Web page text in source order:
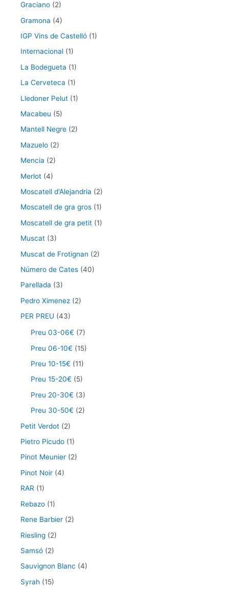
Graciano (2)
Gramona (4)
IGP Vins de Castelló (1)
Internacional (1)
La Bodegueta (1)
La Cerveteca (1)
Lledoner Pelut (1)
Macabeu (5)
Mantell Negre (2)
Mazuelo (2)
Mencia (2)
Merlot (4)
Moscatell d'Alejandria (2)
Moscatell de gra gros (1)
Moscatell de gra petit (1)
Muscat (3)
Muscat de Frotignan (2)
Número de Cates (40)
Parellada (3)
Pedro Ximenez (2)
PER PREU (43)
Preu 03-06€ (7)
Preu 06-10€ (15)
Preu 10-15€ (11)
Preu 15-20€ (5)
Preu 20-30€ (3)
Preu 30-50€ (2)
Petit Verdot (2)
Pietro Picudo (1)
Pinot Meunier (2)
Pinot Noir (4)
RAR (1)
Rebazo (1)
Rene Barbier (2)
Riesling (2)
Samsó (2)
Sauvignon Blanc (4)
Syrah (15)